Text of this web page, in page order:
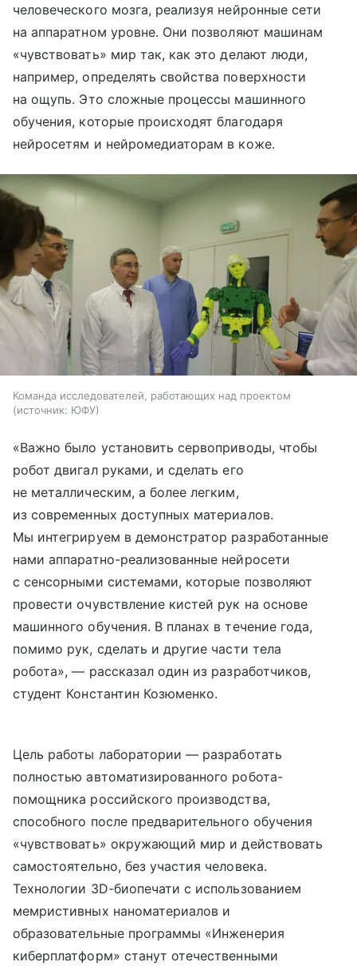
человеческого мозга, реализуя нейронные сети
на аппаратном уровне. Они позволяют машинам
«чувствовать» мир так, как это делают люди,
например, определять свойства поверхности
на ощупь. Это сложные процессы машинного
обучения, которые происходят благодаря
нейросетям и нейромедиаторам в коже.
Команда исследователей, работающих над проектом
источник: ЮФУ
«Важно было установить сервоприводы, чтобы
робот двигал руками, и сделать его
не металлическим, а более легким,
из современных доступных материалов.
Мы интегрируем в демонстратор разработанные
нами аппаратно-реализованные нейросети
с сенсорными системами, которые позволяют
провести очувствление кистей рук на основе
машинного обучения. В планах в течение года,
помимо рук, сделать и другие части тела
робота», — рассказал один из разработчиков,
студент Константин Козюменко.
Цель работы лаборатории — разработать
полностью автоматизированного робота-
помощника российского производства,
способного после предварительного обучения
«чувствовать» окружающий мир и действовать
самостоятельно, без участия человека.
Технологии 3D-биопечати с использованием
мемристивных наноматериалов и
образовательные программы «Инженерия
киберплатформ» станут отечественными